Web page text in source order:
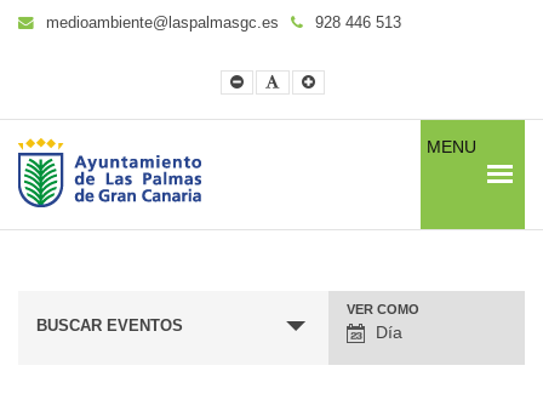
medioambiente@laspalmasgc.es 928 446 513
Smaller
Font
Default
Font
Larger
Font
MENU
BUSCAR EVENTOS
Navegación
entre
VER COMO
Día